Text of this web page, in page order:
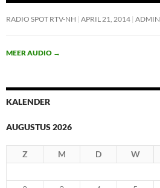
RADIO SPOT RTV-NH APRIL 21, 2014 ADMIN
MEER AUDIO →
KALENDER
AUGUSTUS 2026
Z M D W